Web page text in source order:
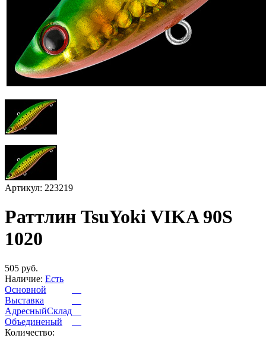
Артикул: 223219
Раттлин TsuYoki VIKA 90S
1020
505 руб.
Наличие: Есть
Основной
Выставка
АдресныйСклад
Объединеный
Количество: